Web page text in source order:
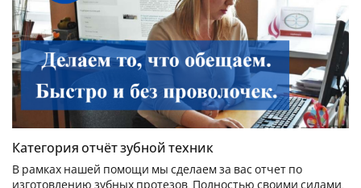
Категория отчёт зубной техник
В рамках нашей помощи мы сделаем за вас отчет по